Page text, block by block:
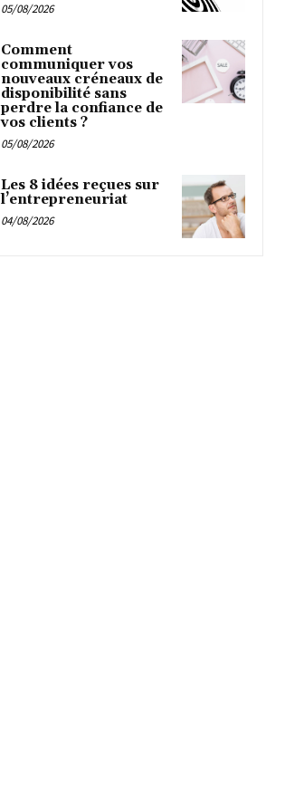
05/08/2026
Comment
communiquer vos
nouveaux créneaux de
disponibilité sans
perdre la confiance de
vos clients ?
05/08/2026
Les 8 idées reçues sur
l’entrepreneuriat
04/08/2026